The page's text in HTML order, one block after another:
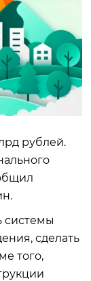
рублей.
системы
сделать
того,